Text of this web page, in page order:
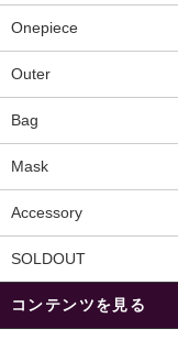
Onepiece
Outer
Bag
Mask
Accessory
SOLDOUT
コンテンツを見る